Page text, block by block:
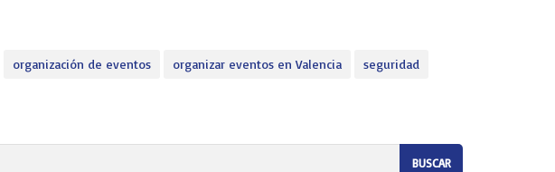
organización de eventos organizar eventos en Valencia
seguridad